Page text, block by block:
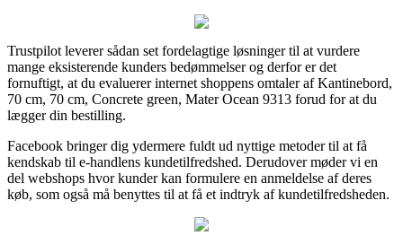
Trustpilot leverer sådan set fordelagtige løsninger til at vurdere
mange eksisterende kunders bedømmelser og derfor er det
fornuftigt, at du evaluerer internet shoppens omtaler af Kantinebord,
70 cm, 70 cm, Concrete green, Mater Ocean 9313 forud for at du
lægger din bestilling.
Facebook bringer dig ydermere fuldt ud nyttige metoder til at få
kendskab til e-handlens kundetilfredshed. Derudover møder vi en
del webshops hvor kunder kan formulere en anmeldelse af deres
køb, som også må benyttes til at få et indtryk af kundetilfredsheden.